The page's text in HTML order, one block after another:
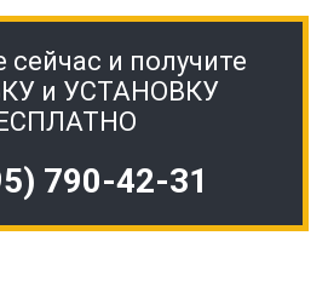
сейчас и получите
и УСТАНОВКУ
790-42-31